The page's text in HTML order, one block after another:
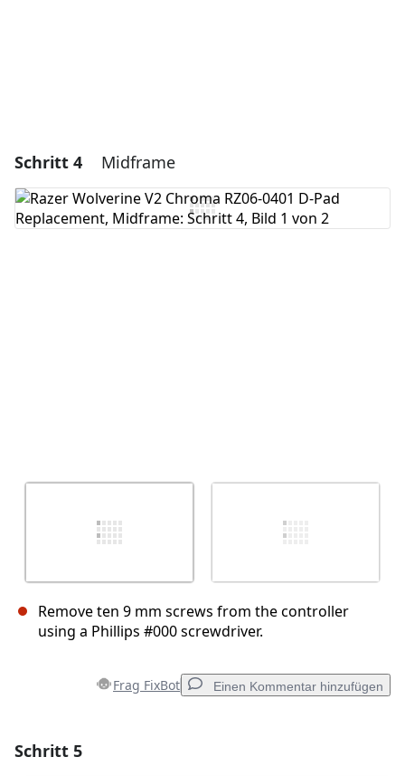
Schritt 4 Midframe
Remove ten 9 mm screws from the controller
using a Phillips #000 screwdriver.
Frag FixBot Einen Kommentar hinzufügen
Schritt 5